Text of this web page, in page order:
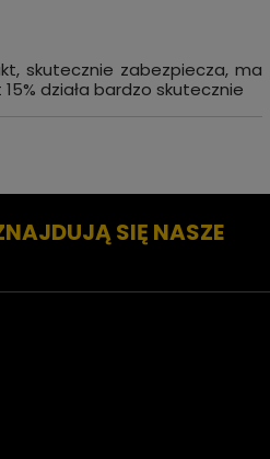
skutecznie zabezpiecza, ma
działa bardzo skutecznie
SIĘ NASZE